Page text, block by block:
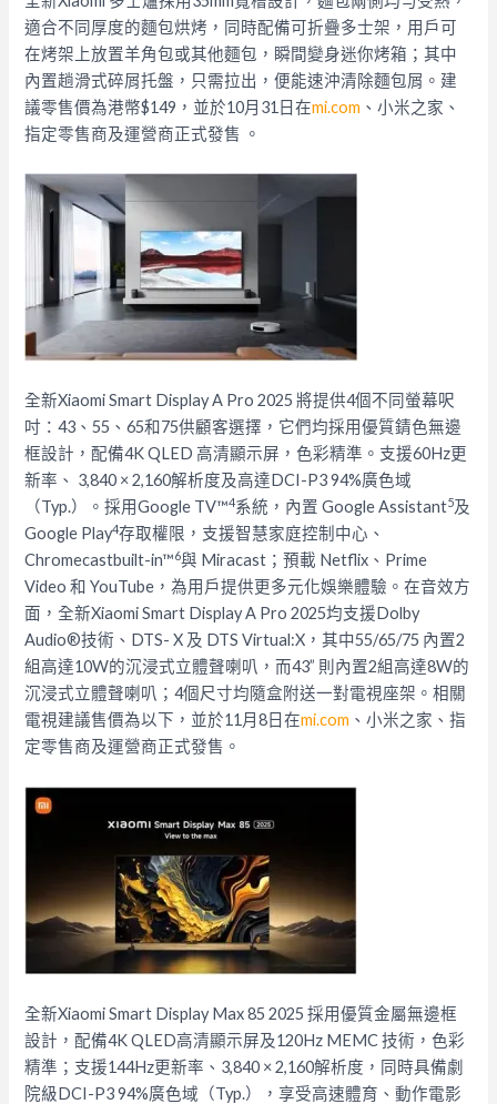
適合不同厚度的麵包烘烤，同時配備可折疊多士架， 用戶可
在烤架上放置羊角包或其他麵包，瞬間變身迷你烤箱；其中
內置趟滑式碎屑托盤，只需拉出，便能速沖清除麵包屑。 建
議零售價為港幣$149，並於10月31日在mi.com 、小米之家、
指定零售商及運營商正式發售 。
全新Xiaomi Smart Display A Pro 2025 將提供4個不同螢幕呎
吋：43、55、65和75供顧客選擇， 它們均採用優質錆色無邊
框設計，配備4K QLED 高清顯示屏，色彩精準。支援60Hz更
新率、 3,840 × 2,160解析度及高達DCI-P3 94%廣色域
（Typ.）。採用Google TV™4系統，內置 Google Assistant5及
Google Play4存取權限，支援智慧家庭控制中心、
Chromecastbuilt-in™6與 Miracast；預載 Netflix、Prime
Video 和 YouTube，為用戶提供更多元化娛樂體驗。在音效方
面，全新Xiaomi Smart Display A Pro 2025均支援Dolby
Audio®技術、DTS- X 及 DTS Virtual:X，其中55/65/75 內置2
組高達10W的沉浸式立體聲喇叭，而43” 則內置2組高達8W的
沉浸式立體聲喇叭；4個尺寸均隨盒附送一對電視座架。相關
電視建議售價為以下，並於11月8日在mi.com 、小米之家、指
定零售商及運營商正式發售。
全新Xiaomi Smart Display Max 85 2025 採用優質金屬無邊框
設計，配備4K QLED高清顯示屏及120Hz MEMC 技術，色彩
精準；支援144Hz更新率、3,840 × 2,160解析度，同時具備劇
院級DCI-P3 94%廣色域（Typ.），享受高速體育、動作電影